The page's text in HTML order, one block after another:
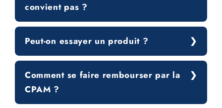
convient pas ?
Peut-on essayer un produit ?
Comment se faire rembourser par la
CPAM ?